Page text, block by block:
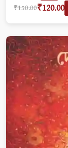
₹150.00₹120.00